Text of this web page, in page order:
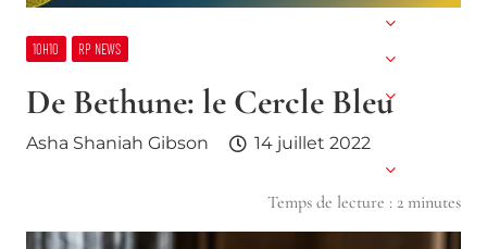
10H10 RP NEWS
De Bethune: le Cercle Bleu
Asha Shaniah Gibson 14 juillet 2022
Temps de lecture : 2 minutes